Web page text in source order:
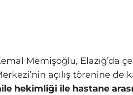
Memişoğlu, Elazığ’da
açılış törenine de
hekimliği ile hastane